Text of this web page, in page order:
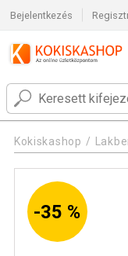
Bejelentkezés
Kokiskashop
-35 %